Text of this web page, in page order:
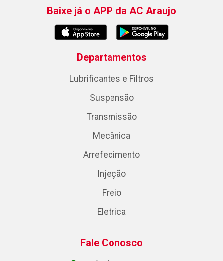
Baixe já o APP da AC Araujo
Departamentos
Lubrificantes e Filtros
Suspensão
Transmissão
Mecânica
Arrefecimento
Injeção
Freio
Eletrica
Fale Conosco